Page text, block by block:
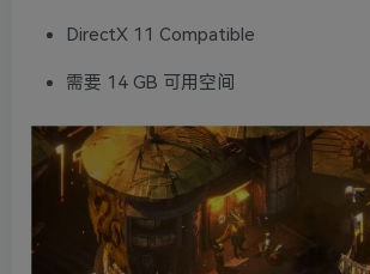
DirectX 11 Compatible
需要 14 GB 可用空间